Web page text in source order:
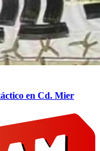
en Cd. Mier